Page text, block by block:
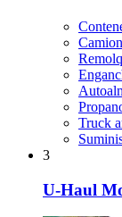
Truck
3
U-Haul